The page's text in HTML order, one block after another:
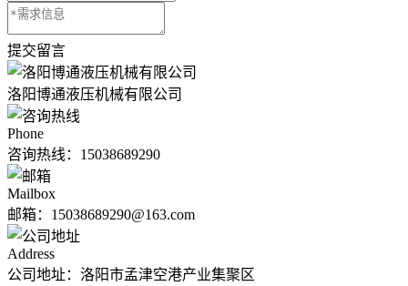
提交留言
洛阳博通液压机械有限公司
Phone
咨询热线： 15038689290
Mailbox
邮箱：15038689290@163.com
Address
公司地址：洛阳市孟津空港产业集聚区